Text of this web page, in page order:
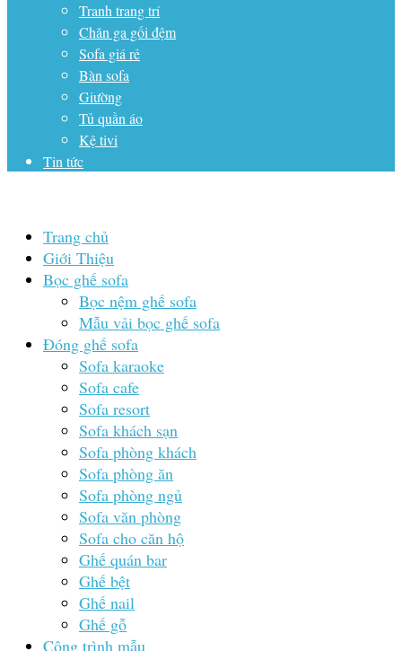
Tranh trang trí
Chăn ga gối đệm
Sofa giá rẻ
Bàn sofa
Giường
Tủ quần áo
Kệ tivi
Tin tức
Trang chủ
Giới Thiệu
Bọc ghế sofa
Bọc nệm ghế sofa
Mẫu vải bọc ghế sofa
Đóng ghế sofa
Sofa karaoke
Sofa cafe
Sofa resort
Sofa khách sạn
Sofa phòng khách
Sofa phòng ăn
Sofa phòng ngủ
Sofa văn phòng
Sofa cho căn hộ
Ghế quán bar
Ghế bệt
Ghế nail
Ghế gỗ
Công trình mẫu